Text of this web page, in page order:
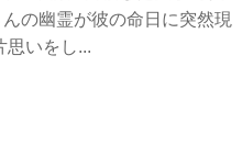
の幽霊が彼の命日に突然現
思いをし...